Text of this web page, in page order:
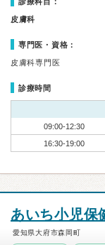
皮膚科
専門医・資格：
皮膚科専門医
診療時間
09:00-12:30
16:30-19:00
あいち小児保
愛知県大府市森岡町